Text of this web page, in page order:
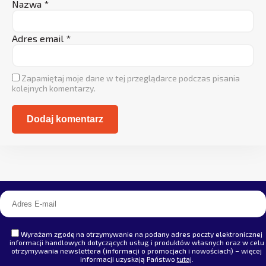
Nazwa *
Adres email *
Zapamiętaj moje dane w tej przeglądarce podczas pisania
kolejnych komentarzy.
Wyrażam zgodę na otrzymywanie na podany adres poczty elektronicznej
informacji handlowych dotyczących usług i produktów własnych oraz w celu
otrzymywania newslettera (informacji o promocjach i nowościach) – więcej
informacji uzyskają Państwotutaj